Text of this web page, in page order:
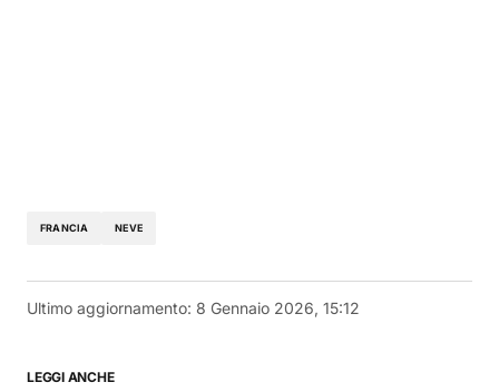
FRANCIA NEVE
Ultimo aggiornamento: 8 Gennaio 2026, 15:12
LEGGI ANCHE